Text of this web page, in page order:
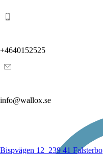
+4640152525
info@wallox.se
Bispvägen 12 239 41 Falsterbo